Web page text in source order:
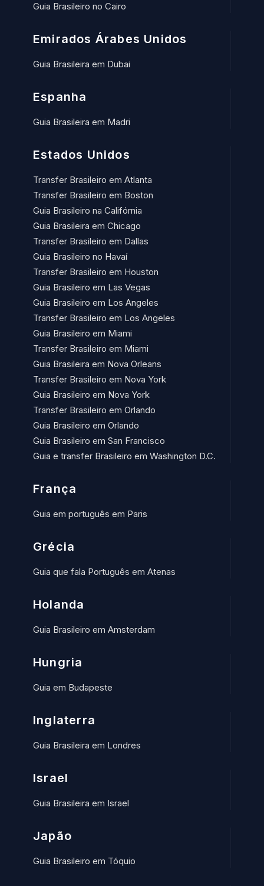
Guia Brasileiro no Cairo
Emirados Árabes Unidos
Guia Brasileira em Dubai
Espanha
Guia Brasileira em Madri
Estados Unidos
Transfer Brasileiro em Atlanta
Transfer Brasileiro em Boston
Guia Brasileiro na Califórnia
Guia Brasileira em Chicago
Transfer Brasileiro em Dallas
Guia Brasileiro no Havaí​
Transfer Brasileiro em Houston
Guia Brasileiro em Las Vegas
Guia Brasileiro em Los Angeles
Transfer Brasileiro em Los Angeles
Guia Brasileiro em Miami
Transfer Brasileiro em Miami
Guia Brasileira em Nova Orleans
Transfer Brasileiro em Nova York
Guia Brasileiro em Nova York
Transfer Brasileiro em Orlando
Guia Brasileiro em Orlando
Guia Brasileiro em San Francisco
Guia e transfer Brasileiro em Washington D.C.
França
Guia em português em Paris
Grécia
Guia que fala Português em Atenas
Holanda
Guia Brasileiro em Amsterdam
Hungria
Guia em Budapeste
Inglaterra
Guia Brasileira em Londres
Israel
Guia Brasileira em Israel
Japão
Guia Brasileiro em Tóquio